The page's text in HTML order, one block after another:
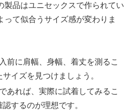
製品はユニセックスで作られてい
って似合うサイズ感が変わりま
前に肩幅、身幅、着丈を測るこ
イズを見つけましょう。
あれば、実際に試着してみるこ
するのが理想です。